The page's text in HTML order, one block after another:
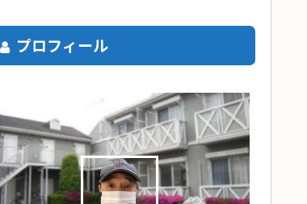
プロフィール